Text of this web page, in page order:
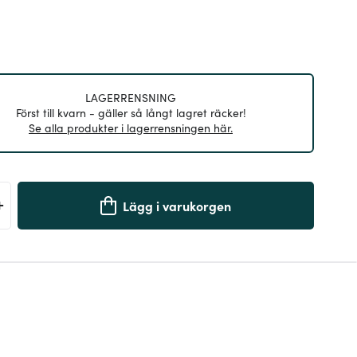
LAGERRENSNING
Först till kvarn - gäller så långt lagret räcker!
Se alla produkter i lagerrensningen här.
Lägg i varukorgen